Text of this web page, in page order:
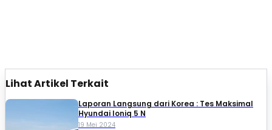
Lihat Artikel Terkait
Laporan Langsung dari Korea : Tes Maksimal
Hyundai Ioniq 5 N
19 Mei 2024